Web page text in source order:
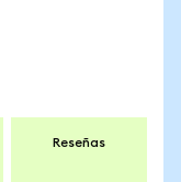
Reseñas